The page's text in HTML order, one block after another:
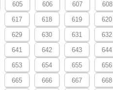
605 606 607 608
617 618 619 620
629 630 631 632
641 642 643 644
653 654 655 656
665 666 667 668